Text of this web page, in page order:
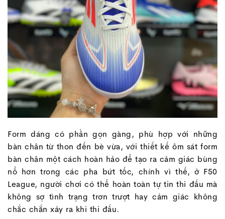
Form dáng có phần gọn gàng, phù hợp với những
bàn chân từ thon đến bè vừa, với thiết kế ôm sát form
bàn chân một cách hoàn hảo để tạo ra cảm giác bùng
nổ hơn trong các pha bứt tốc, chính vì thế, ở F50
League, người chơi có thể hoàn toàn tự tin thi đấu mà
không sợ tình trạng trơn trượt hay cảm giác không
chắc chắn xảy ra khi thi đấu.